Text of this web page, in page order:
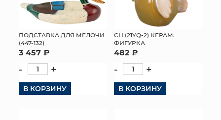
ПОДСТАВКА ДЛЯ МЕЛОЧИ
(447-132)
3 457 ₽
- +
В КОРЗИНУ
СН (21YQ-2) КЕРАМ.
ФИГУРКА
482 ₽
- +
В КОРЗИНУ